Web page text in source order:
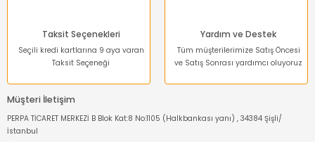
Taksit Seçenekleri
Seçili kredi kartlarına 9 aya varan
Taksit Seçeneği
Yardım ve Destek
Tüm müşterilerimize Satış Öncesi
ve Satış Sonrası yardımcı oluyoruz
Müşteri İletişim
PERPA TİCARET MERKEZİ B Blok Kat:8 No:1105 (Halkbankası yanı) , 34384 Şişli/
İstanbul